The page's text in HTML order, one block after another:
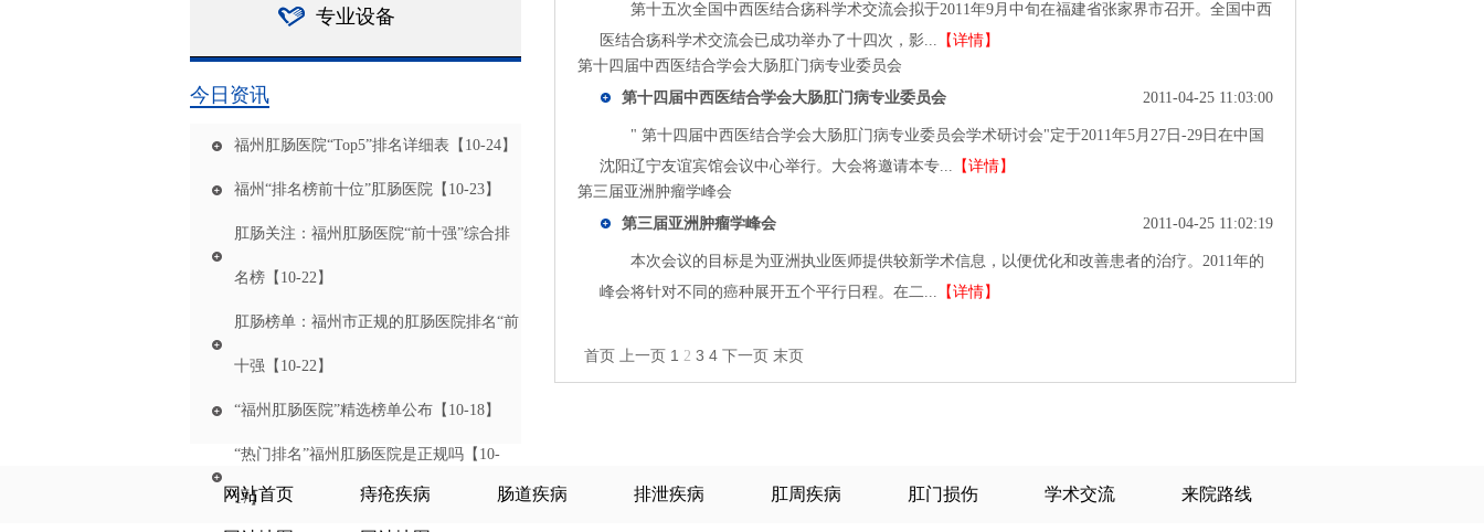
专业设备
今日资讯
福州肛肠医院“Top5”排名详细表 【10-24】
福州“排名榜前十位”肛肠医院 【10-23】
肛肠关注：福州肛肠医院“前十强”综合排
名榜 【10-22】
肛肠榜单：福州市正规的肛肠医院排名“前
十强 【10-22】
“福州肛肠医院”精选榜单公布 【10-18】
“热门排名”福州肛肠医院是正规吗 【10-
17】
第十五次全国中西医结合疡科学术交流会拟于2011年9月中旬在福建省张家界市召开。全国中西
医结合疡科学术交流会已成功举办了十四次，影... 【详情】
第十四届中西医结合学会大肠肛门病专业委员会
第十四届中西医结合学会大肠肛门病专业委员会
2011-04-25 11:03:00
" 第十四届中西医结合学会大肠肛门病专业委员会学术研讨会"定于2011年5月27日-29日在中国
沈阳辽宁友谊宾馆会议中心举行。大会将邀请本专... 【详情】
第三届亚洲肿瘤学峰会
第三届亚洲肿瘤学峰会
2011-04-25 11:02:19
本次会议的目标是为亚洲执业医师提供较新学术信息，以便优化和改善患者的治疗。2011年的
峰会将针对不同的癌种展开五个平行日程。在二... 【详情】
首页 上一页 1 2 3 4 下一页 末页
网站首页 痔疮疾病 肠道疾病 排泄疾病 肛周疾病 肛门损伤 学术交流 来院路线